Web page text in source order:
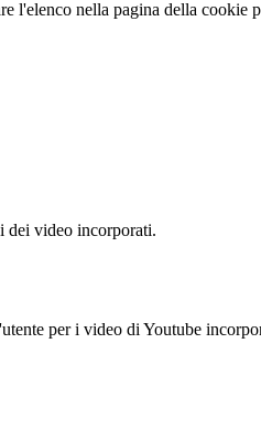
l'elenco nella pagina della cookie
dei video incorporati.
per i video di Youtube